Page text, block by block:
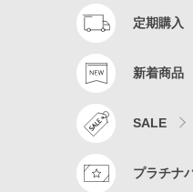
定期購入
新着商品
SALE
プラチナ